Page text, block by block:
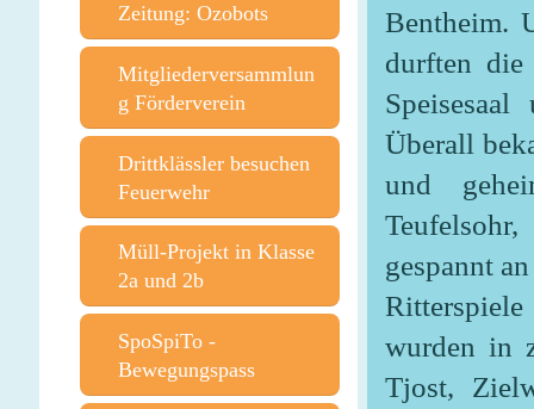
Bentheim.
durften
Überall
und
gespannt
wurden in
Tjost,
Zeitung: Ozobots
Mitgliederversammlun
g Förderverein
Drittklässler besuchen
Feuerwehr
Müll-Projekt in Klasse
2a und 2b
SpoSpiTo -
Bewegungspass